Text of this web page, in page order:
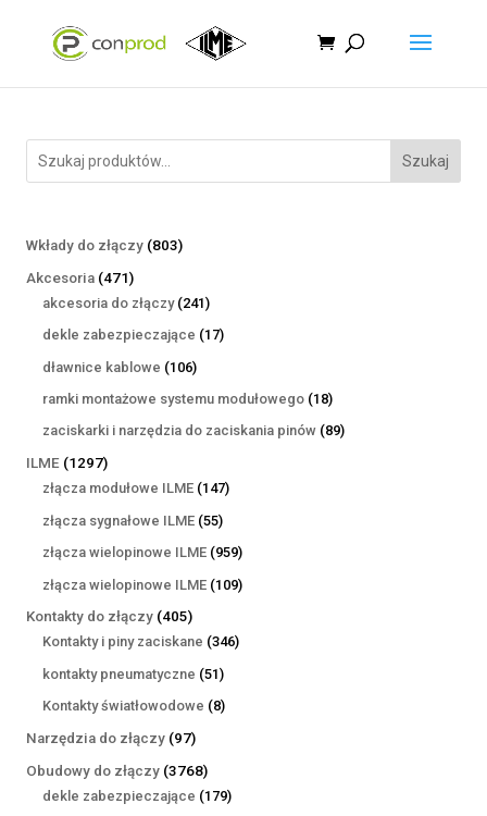
Szukaj
Wkłady do złączy 803803
Akcesoria 471471
produktów
akcesoria do złączy 241241
produktów
dekle zabezpieczające 1717
dławnice kablowe 106106
produktów
ramki montażowe systemu modułowego 1818
produktów
zaciskarki i narzędzia do zaciskania pinów 8989
ILME 12971297
produktów
złącza modułowe ILME 147147
złącza sygnałowe ILME 5555
produktów
złącza wielopinowe ILME 959959
produktów
złącza wielopinowe ILME 109109
Kontakty do złączy 405405
produktów
Kontakty i piny zaciskane 346346
kontakty pneumatyczne 5151
produktów
Kontakty światłowodowe 88
Narzędzia do złączy 9797
produktów
Obudowy do złączy 37683768
produktów
dekle zabezpieczające 179179